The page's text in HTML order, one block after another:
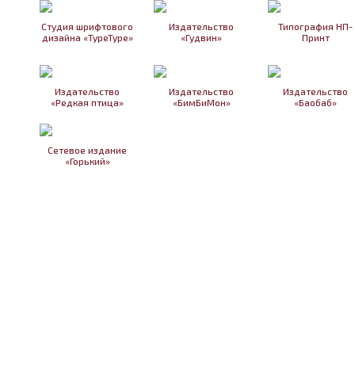
Студия шрифтового
дизайна «TypeType»
Издательство
«Гудвин»
Типография НП-
Принт
Издательство
«Редкая птица»
Издательство
«БимБиМон»
Издательство
«Баобаб»
Сетевое издание
«Горький»